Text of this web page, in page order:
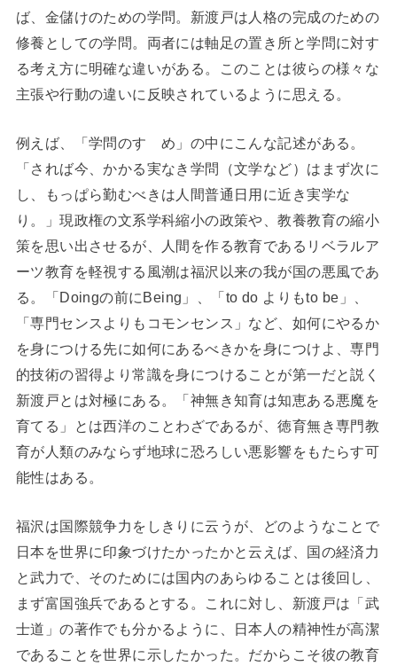
ば、金儲けのための学問。新渡戸は人格の完成のための
修養としての学問。両者には軸足の置き所と学問に対す
る考え方に明確な違いがある。このことは彼らの様々な
主張や行動の違いに反映されているように思える。
例えば、「学問のすゝめ」の中にこんな記述がある。
「されば今、かかる実なき学問（文学など）はまず次に
し、もっぱら勤むべきは人間普通日用に近き実学な
り。」現政権の文系学科縮小の政策や、教養教育の縮小
策を思い出させるが、人間を作る教育であるリベラルア
ーツ教育を軽視する風潮は福沢以来の我が国の悪風であ
る。「Doingの前にBeing」、「to do よりもto be」、
「専門センスよりもコモンセンス」など、如何にやるか
を身につける先に如何にあるべきかを身につけよ、専門
的技術の習得より常識を身につけることが第一だと説く
新渡戸とは対極にある。「神無き知育は知恵ある悪魔を
育てる」とは西洋のことわざであるが、徳育無き専門教
育が人類のみならず地球に恐ろしい悪影響をもたらす可
能性はある。
福沢は国際競争力をしきりに云うが、どのようなことで
日本を世界に印象づけたかったかと云えば、国の経済力
と武力で、そのためには国内のあらゆることは後回し、
まず富国強兵であるとする。これに対し、新渡戸は「武
士道」の著作でも分かるように、日本人の精神性が高潔
であることを世界に示したかった。だからこそ彼の教育